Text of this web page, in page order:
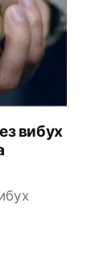
вибух